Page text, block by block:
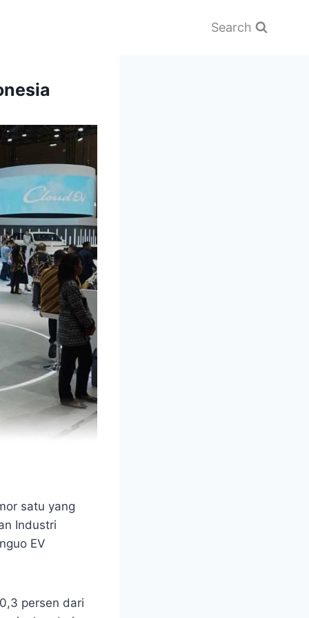
Search
satu yang
Industri
EV
persen dari